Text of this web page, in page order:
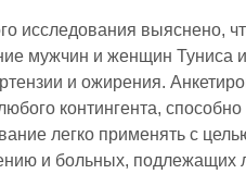
исследования выяснено,
мужчин и женщин Туниса
и ожирения.
контингента,
легко применять с
и больных,